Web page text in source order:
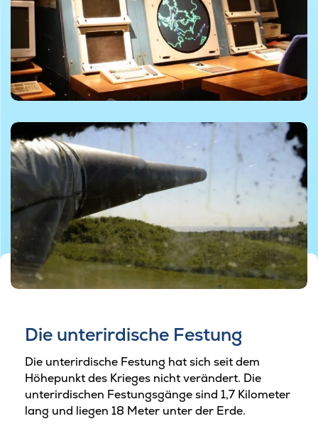
Die unterirdische Festung
Die unterirdische Festung hat sich seit dem
Höhepunkt des Krieges nicht verändert. Die
unterirdischen Festungsgänge sind 1,7 Kilometer
lang und liegen 18 Meter unter der Erde.